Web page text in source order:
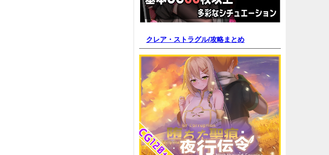
クレア・ストラグル/攻略まとめ